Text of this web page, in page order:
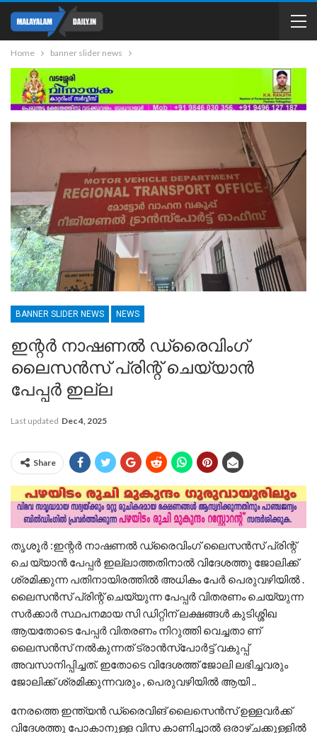
Home banner slider news
BANNER SLIDER NEWS NEWS
ഇന്റർ നാഷണൽ ഡ്രൈവിംഗ്
ലൈസൻസ് പ്രിന്റ് ചെയ്യാൻ
പേപ്പർ ഇല്ല
Last updated Dec 4, 2025
Share
തൃശൂർ :ഇന്റർ നാഷണൽ ഡ്രൈവിംഗ് ലൈസൻസ് പ്രിന്റ്
ചെ യ്യാൻ പേപ്പർ ഇല്ലാത്തതിനാൽ വിദേശത്തു ജോലിക്ക്
ശ്രമിക്കുന്ന പതിനായിരത്തിൽ അധികം പേർ പെരുവഴിയിൽ .
ലൈസൻസ് പ്രിന്റ് ചെയ്യുന്ന പേപ്പർ വിതരണം ചെയ്യുന്ന
സർക്കാർ സ്ഥപനമായ സി ഡിറ്റിന് ലക്ഷങ്ങൾ കുടിശ്ശിഖ
ആയതോടെ പേപ്പർ വിതരണം നിറുത്തി വെച്ചതാ ണ്
ലൈസൻസ് നൽകുന്നത് ട്രാൻസ്‌പോർട്ട് വകുപ്പ്
അവസാനിപ്പിച്ചത്. ഇതോടെ വിദേശത്ത് ജോലി ലഭിച്ചവരും
ജോലിക്ക് ശ്രമിക്കുന്നവരും , പെരുവഴിയിൽ ആയി ..
നേരത്തെ ഇന്ത്യൻ ഡ്രൈവിങ് ലൈസെൻസ് ഉള്ളവർക്ക്
വിദേശത്തു പോകാനുള്ള വിസ കാണിച്ചാൽ ഒരാഴ്‌ചക്കുള്ളിൽ